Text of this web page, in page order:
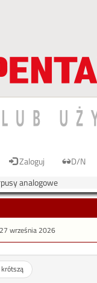
Zaloguj
D/N
analogowe
września 2026